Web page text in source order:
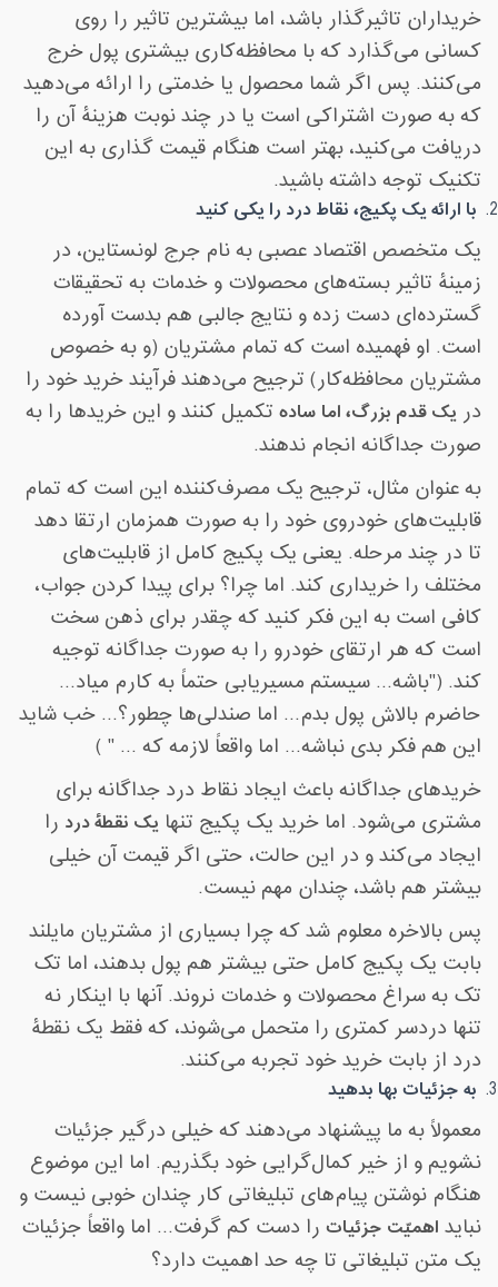
خریداران تاثیرگذار باشد، اما بیشترین تاثیر را روی
کسانی می‌گذارد که با محافظه‌کاری بیشتری پول خرج
می‌کنند. پس اگر شما محصول یا خدمتی را ارائه می‌دهید
که به صورت اشتراکی است یا در چند نوبت هزینۀ آن را
دریافت می‌کنید، بهتر است هنگام قیمت گذاری به این
تکنیک توجه داشته باشید.
با ارائه یک پکیج، نقاط درد را یکی کنید
یک متخصص اقتصاد عصبی به نام جرج لونستاین، در
زمینۀ تاثیر بسته‌های محصولات و خدمات به تحقیقات
گسترده‌ای دست زده و نتایج جالبی هم بدست آورده
است. او فهمیده است که تمام مشتریان (و به خصوص
مشتریان محافظه‌کار) ترجیح می‌دهند فرآیند خرید خود را
در یک قدم بزرگ، اما ساده تکمیل کنند و این خریدها را به
صورت جداگانه انجام ندهند.
به عنوان مثال، ترجیح یک مصرف‌کننده این است که تمام
قابلیت‌های خودروی خود را به صورت همزمان ارتقا دهد
تا در چند مرحله. یعنی یک پکیج کامل از قابلیت‌های
مختلف را خریداری کند. اما چرا؟ برای پیدا کردن جواب،
کافی است به این فکر کنید که چقدر برای ذهن سخت
است که هر ارتقای خودرو را به صورت جداگانه توجیه
کند. ("باشه... سیستم مسیریابی حتماً به کارم میاد...
حاضرم بالاش پول بدم... اما صندلی‌ها چطور؟... خب شاید
این هم فکر بدی نباشه... اما واقعاً لازمه که ... " )
خریدهای جداگانه باعث ایجاد نقاط درد جداگانه برای
مشتری می‌شود. اما خرید یک پکیج تنها یک نقطۀ درد را
ایجاد می‌کند و در این حالت، حتی اگر قیمت آن خیلی
بیشتر هم باشد، چندان مهم نیست.
پس بالاخره معلوم شد که چرا بسیاری از مشتریان مایلند
بابت یک پکیج کامل حتی بیشتر هم پول بدهند، اما تک
تک به سراغ محصولات و خدمات نروند. آنها با اینکار نه
تنها دردسر کمتری را متحمل می‌شوند، که فقط یک نقطۀ
درد از بابت خرید خود تجربه می‌کنند.
به جزئیات بها بدهید
معمولاً به ما پیشنهاد می‌دهند که خیلی درگیر جزئیات
نشویم و از خیر کمال‌گرایی خود بگذریم. اما این موضوع
هنگام نوشتن پیام‌های تبلیغاتی کار چندان خوبی نیست و
نباید اهمیّت جزئیات را دست کم گرفت... اما واقعاً جزئیات
یک متن تبلیغاتی تا چه حد اهمیت دارد؟